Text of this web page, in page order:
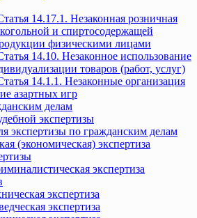
14.17.1. Незаконная розничная
и спиртосодержащей
физическими лицами
14.10. Незаконное использование
товаров (работ, услуг)
14.1.1. Незаконные организация
азартных игр
делам
экспертизы
экспертизы по гражданским делам
(экономическая) экспертиза
экспертиза
экспертиза
экспертиза